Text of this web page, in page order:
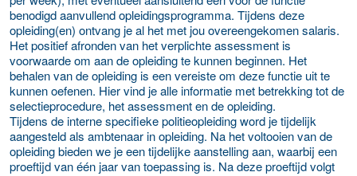
benodigd aanvullend opleidingsprogramma. Tijdens deze
opleiding(en) ontvang je al het met jou overeengekomen salaris.
Het positief afronden van het verplichte assessment is
voorwaarde om aan de opleiding te kunnen beginnen. Het
behalen van de opleiding is een vereiste om deze functie uit te
kunnen oefenen. Hier vind je alle informatie met betrekking tot de
selectieprocedure, het assessment en de opleiding.
Tijdens de interne specifieke politieopleiding word je tijdelijk
aangesteld als ambtenaar in opleiding. Na het voltooien van de
opleiding bieden we je een tijdelijke aanstelling aan, waarbij een
proeftijd van één jaar van toepassing is. Na deze proeftijd volgt